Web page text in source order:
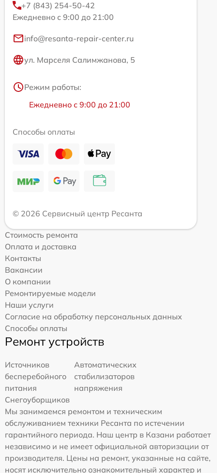
+7 (843) 254-50-42
Ежедневно с 9:00 до 21:00
info@resanta-repair-center.ru
ул. Марселя Салимжанова, 5
Режим работы:
Ежедневно с 9:00 до 21:00
Способы оплаты
© 2026 Сервисный центр Ресанта
Стоимость ремонта
Оплата и доставка
Контакты
Вакансии
О компании
Ремонтируемые модели
Наши услуги
Согласие на обработку персональных данных
Способы оплаты
Ремонт устройств
Источников
бесперебойного
питания
Автоматических
стабилизаторов
напряжения
Снегоуборщиков
Мы занимаемся ремонтом и техническим
обслуживанием техники Ресанта по истечении
гарантийного периода. Наш центр в Казани работает
независимо и не имеет официальной авторизации от
производителя. Цены на ремонт, указанные на сайте,
носят исключительно ознакомительный характер и